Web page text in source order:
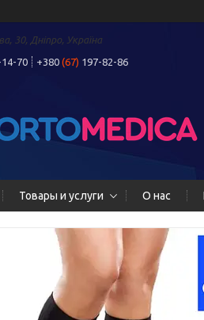
30, Дніпро, Україна
14-70 +380 (67) 197-82-86
Товары и услуги О нас